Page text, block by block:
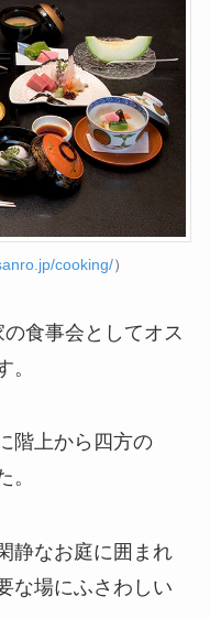
cooking/）
食事会としてオス
。
階上から四方の
。
静なお庭に囲まれ
な場にふさわしい